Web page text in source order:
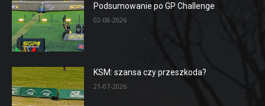
Podsumowanie po GP Challenge
02-08-2026
KSM: szansa czy przeszkoda?
21-07-2026